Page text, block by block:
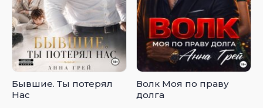
Бывшие. Ты потерял
Нас
Волк Моя по праву
долга